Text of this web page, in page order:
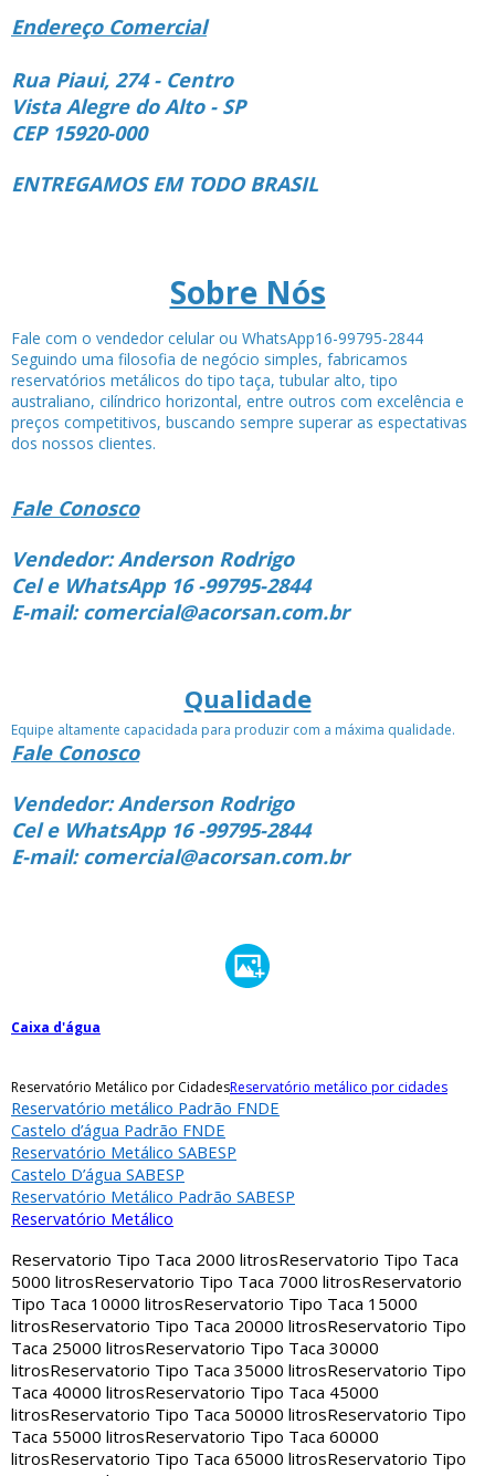
Endereço Comercial
Rua Piaui, 274 - Centro
Vista Alegre do Alto - SP
CEP 15920-000
ENTREGAMOS EM TODO BRASIL
Sobre Nós
Fale com o vendedor celular ou WhatsApp16-99795-2844
Seguindo uma filosofia de negócio simples, fabricamos
reservatórios metálicos do tipo taça, tubular alto, tipo
australiano, cilíndrico horizontal, entre outros com excelência e
preços competitivos, buscando sempre superar as espectativas
dos nossos clientes.
Fale Conosco
Vendedor: Anderson Rodrigo
Cel e WhatsApp 16 -99795-2844
E-mail: comercial@acorsan.com.br
Qualidade
Equipe altamente capacidada para produzir com a máxima qualidade.
Fale Conosco
Vendedor: Anderson Rodrigo
Cel e WhatsApp 16 -99795-2844
E-mail: comercial@acorsan.com.br
Caixa d'água
Reservatório Metálico por CidadesReservatório metálico por cidades
Reservatório metálico Padrão FNDE
Castelo d’água Padrão FNDE
Reservatório Metálico SABESP
Castelo D’água SABESP
Reservatório Metálico Padrão SABESP
Reservatório Metálico
Reservatorio Tipo Taca 2000 litrosReservatorio Tipo Taca
5000 litrosReservatorio Tipo Taca 7000 litrosReservatorio
Tipo Taca 10000 litrosReservatorio Tipo Taca 15000
litrosReservatorio Tipo Taca 20000 litrosReservatorio Tipo
Taca 25000 litrosReservatorio Tipo Taca 30000
litrosReservatorio Tipo Taca 35000 litrosReservatorio Tipo
Taca 40000 litrosReservatorio Tipo Taca 45000
litrosReservatorio Tipo Taca 50000 litrosReservatorio Tipo
Taca 55000 litrosReservatorio Tipo Taca 60000
litrosReservatorio Tipo Taca 65000 litrosReservatorio Tipo